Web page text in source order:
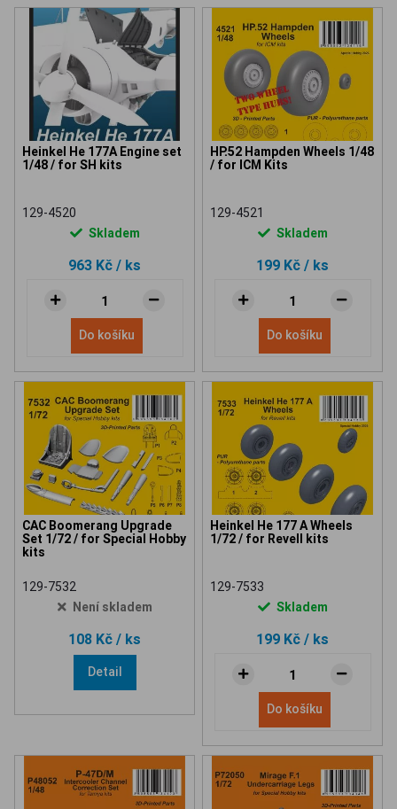
Heinkel He 177A Engine set
1/48 / for SH kits
129-4520
Skladem
963 Kč / ks
Do košíku
HP.52 Hampden Wheels 1/48
/ for ICM Kits
129-4521
Skladem
199 Kč / ks
Do košíku
CAC Boomerang Upgrade
Set 1/72 / for Special Hobby
kits
129-7532
Není skladem
108 Kč / ks
Detail
Heinkel He 177 A Wheels
1/72 / for Revell kits
129-7533
Skladem
199 Kč / ks
Do košíku